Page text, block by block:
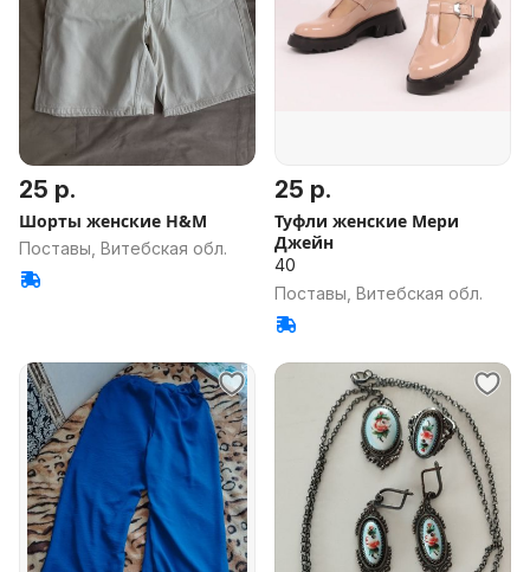
25 р.
Шорты женские H&M
Поставы, Витебская обл.
25 р.
Туфли женские Мери
Джейн
40
Поставы, Витебская обл.